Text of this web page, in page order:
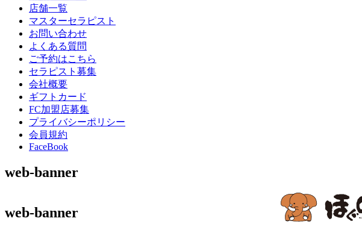
店舗一覧
マスターセラピスト
お問い合わせ
よくある質問
ご予約はこちら
セラピスト募集
会社概要
ギフトカード
FC加盟店募集
プライバシーポリシー
会員規約
FaceBook
web-banner
web-banner